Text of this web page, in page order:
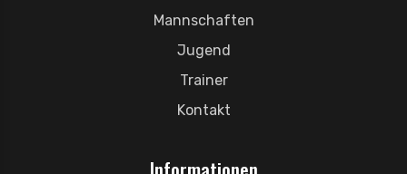
Mannschaften
Jugend
Trainer
Kontakt